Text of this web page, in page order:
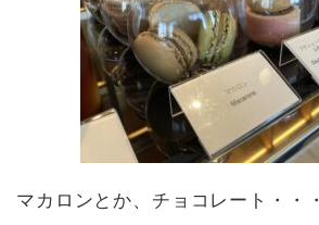
マカロンとか、チョコレート・・・